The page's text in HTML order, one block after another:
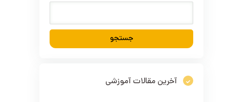
آخرین مقالات آموزشی